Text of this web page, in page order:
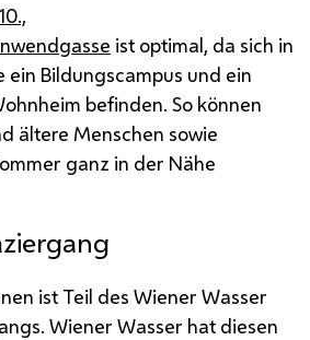
10.,
ist optimal, da sich in
Bildungscampus und ein
befinden. So können
ältere Menschen sowie
ganz in der Nähe
ist Teil des Wiener Wasser
Wiener Wasser hat diesen